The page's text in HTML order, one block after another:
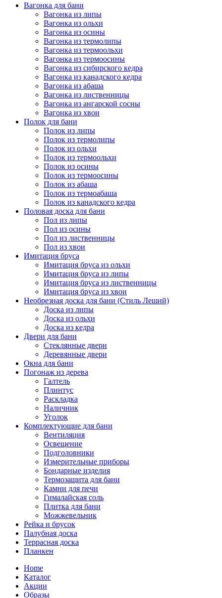
Вагонка для бани
Вагонка из липы
Вагонка из ольхи
Вагонка из осины
Вагонка из термолипы
Вагонка из термоольхи
Вагонка из термоосины
Вагонка из сибирского кедра
Вагонка из канадского кедра
Вагонка из абаша
Вагонка из лиственницы
Вагонка из ангарской сосны
Вагонка из хвои
Полок для бани
Полок из липы
Полок из термолипы
Полок из ольхи
Полок из термоольхи
Полок из осины
Полок из термоосины
Полок из абаша
Полок из термоабаша
Полок из канадского кедра
Половая доска для бани
Пол из липы
Пол из осины
Пол из лиственницы
Пол из хвои
Имитация бруса
Имитация бруса из ольхи
Имитация бруса из липы
Имитация бруса из лиственницы
Имитация бруса из хвои
Необрезная доска для бани (Стиль Леший)
Доска из липы
Доска из ольхи
Доска из кедра
Двери для бани
Стеклянные двери
Деревянные двери
Окна для бани
Погонаж из дерева
Галтель
Плинтус
Раскладка
Наличник
Уголок
Комплектующие для бани
Вентиляция
Освещение
Подголовники
Измерительные приборы
Бондарные изделия
Термозащита для бани
Камни для печи
Гималайская соль
Плитка для бани
Можжевельник
Рейка и брусок
Палубная доска
Террасная доска
Планкен
Home
Каталог
Акции
Образы